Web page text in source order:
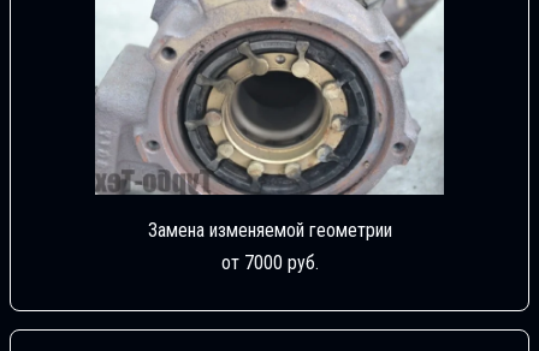
Замена изменяемой геометрии
от 7000 руб.